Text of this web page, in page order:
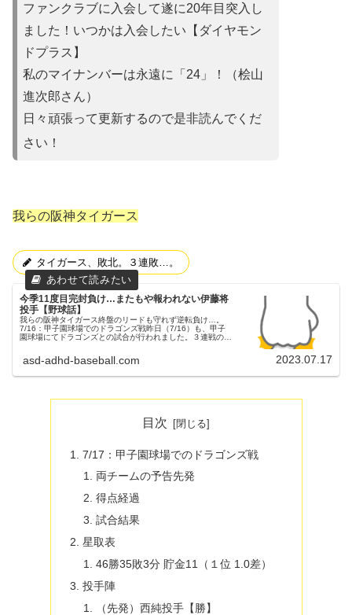
ファンクラブに入会して遂に20年目突入し
ました！いつかは入会 したい【ダイヤモン
ドプラス】
私のマイナンバーは永遠に「24」！（桧山
進次郎さん）
日々頑張って更新するので是非読んでくだ
さい！
我らの阪神タイガース
タイガース、敗北。３連敗…。
今季11度目完封負け…またもや報われない伊藤将
投手【野球話】
我らの阪神タイガース終盤のリードも守れず逆転負け…。
7/16：甲子園球場でのドラゴンズ戦昨日（7/16）も、甲子
園球場にてドラゴンズとの試合が行われました。３連戦の２
asd-adhd-baseball.com 2023.07.17
目次
7/17：甲子園球場でのドラゴンズ戦
両チームの予告先発
得点経過
試合結果
星取表
46勝35敗3分 貯金11（１位 1.0差）
投手陣
（先発）西純投手【勝】